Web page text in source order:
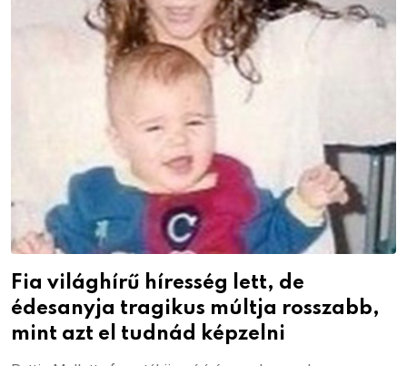
Fia világhírű híresség lett, de
édesanyja tragikus múltja rosszabb,
mint azt el tudnád képzelni